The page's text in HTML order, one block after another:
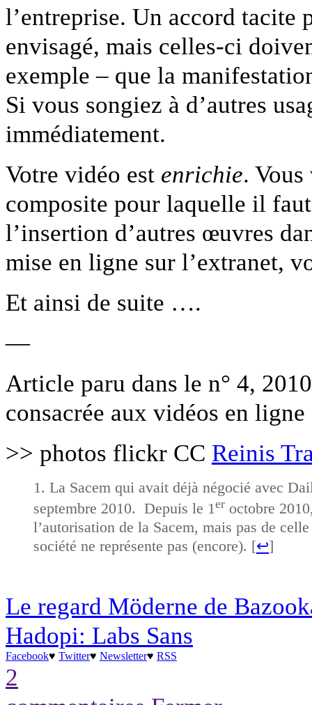
l’entreprise. Un accord tacite
envisagé, mais celles-ci
exemple – que la
Si vous songiez à d’autres
immédiatement.
Votre vidéo est enrichie.
composite pour laquelle il
l’insertion d’autres œuvres
mise en ligne sur l’extranet,
Et ainsi de suite ….
—
Article paru dans le n° 4,
consacrée aux vidéos en ligne
>> photos flickr CC Reinis
La Sacem qui avait déjà négocié avec
septembre 2010. Depuis le 1er octobre
l’autorisation de la Sacem, mais pas de
société ne représente pas (encore). [↩]
Le regard Möderne de
Hadopi: Labs Sans
Facebook♥ Twitter♥ Newsletter♥ RSS
2